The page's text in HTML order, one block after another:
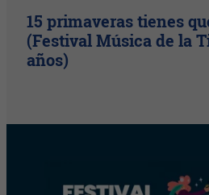
15 primaveras tienes
(Festival Música de la
años)